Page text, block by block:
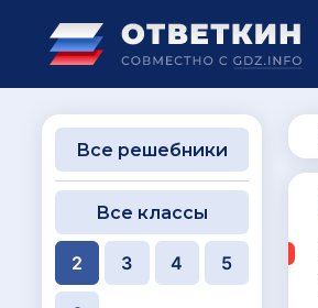
Все решебники
Все классы
2 3 4 5